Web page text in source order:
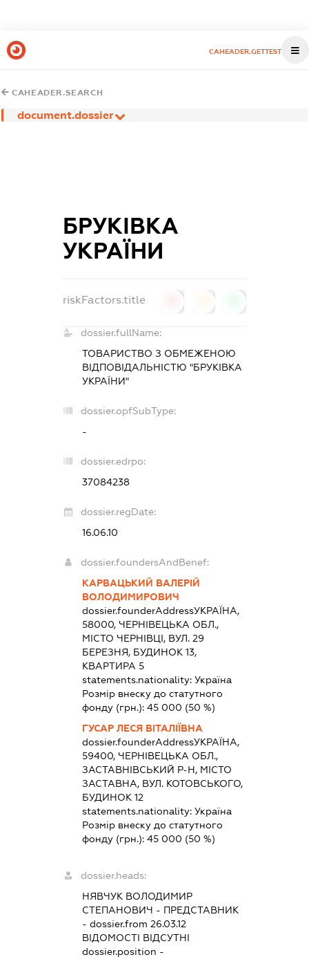
CAHEADER.GETTEST
CAHEADER.SEARCH
document.dossier
БРУКІВКА
УКРАЇНИ
riskFactors.title
dossier.fullName:
ТОВАРИСТВО З ОБМЕЖЕНОЮ
ВІДПОВІДАЛЬНІСТЮ "БРУКІВКА
УКРАЇНИ"
dossier.opfSubType:
-
dossier.edrpo:
37084238
dossier.regDate:
16.06.10
dossier.foundersAndBenef:
КАРВАЦЬКИЙ ВАЛЕРІЙ
ВОЛОДИМИРОВИЧ
dossier.founderAddressУКРАЇНА,
58000, ЧЕРНІВЕЦЬКА ОБЛ.,
МІСТО ЧЕРНІВЦІ, ВУЛ. 29
БЕРЕЗНЯ, БУДИНОК 13,
КВАРТИРА 5
statements.nationality:Україна
Розмір внеску до статутного
фонду (грн.):45 000 (50 %)
ГУСАР ЛЕСЯ ВІТАЛІЇВНА
dossier.founderAddressУКРАЇНА,
59400, ЧЕРНІВЕЦЬКА ОБЛ.,
ЗАСТАВНІВСЬКИЙ Р-Н, МІСТО
ЗАСТАВНА, ВУЛ. КОТОВСЬКОГО,
БУДИНОК 12
statements.nationality:Україна
Розмір внеску до статутного
фонду (грн.):45 000 (50 %)
dossier.heads:
НЯВЧУК ВОЛОДИМИР
СТЕПАНОВИЧ - ПРЕДСТАВНИК
- dossier.from 26.03.12
ВІДОМОСТІ ВІДСУТНІ
dossier.position -